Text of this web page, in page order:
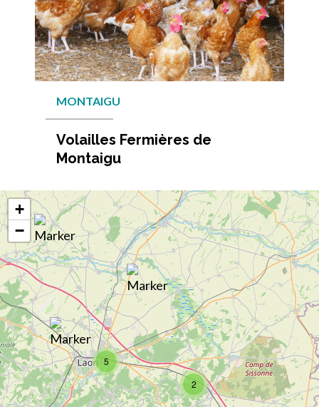
MONTAIGU
Volailles Fermières de
Montaigu
2
5
+
−